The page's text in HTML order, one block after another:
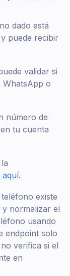
dado está
puede recibir
validar si
WhatsApp o
número de
tu cuenta
aquí.
existe
y normalizar el
usando
endpoint solo
verifica si el
en